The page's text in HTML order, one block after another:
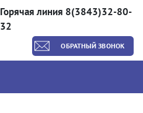
Горячая линия 8(3843)32-80-
32
ОБРАТНЫЙ ЗВОНОК